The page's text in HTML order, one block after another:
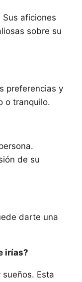
aficiones
sobre su
preferencias y
o tranquilo.
de su
darte una
irías?
Esta